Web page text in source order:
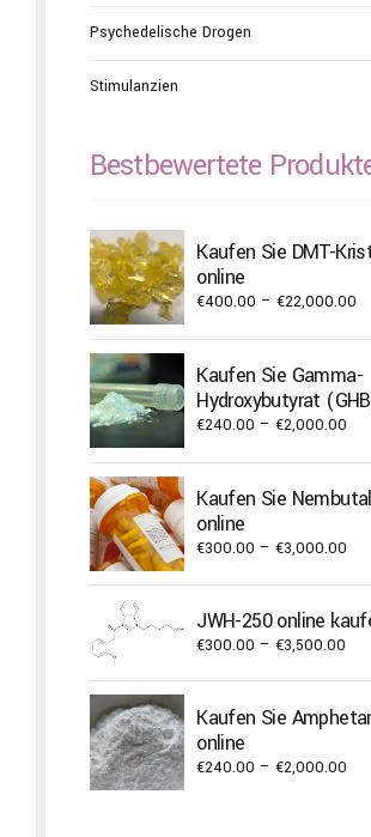
Psychedelische Drogen
Stimulanzien
Bestbewertete
Kaufen Sie DMT-
online
€400.00 – €22,000.00
Kaufen Sie Gamma-
Hydroxybutyrat
€240.00 – €2,000.00
Kaufen Sie
online
€300.00 – €3,000.00
JWH-250 online
€300.00 – €3,500.00
Kaufen Sie
online
€240.00 – €2,000.00